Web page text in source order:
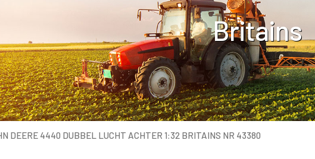
Britains
DEERE 4440 DUBBEL LUCHT ACHTER 1:32 BRITAINS NR 43380